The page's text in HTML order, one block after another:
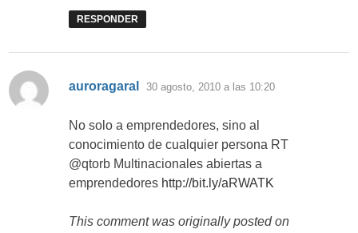
RESPONDER
auroragaral dice:
30 agosto, 2010 a las 10:20
No solo a emprendedores, sino al
conocimiento de cualquier persona RT
@qtorb Multinacionales abiertas a
emprendedores http://bit.ly/aRWATK
This comment was originally posted on